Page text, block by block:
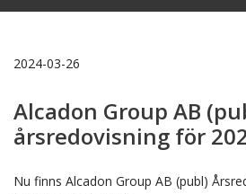
2024-03-26
Alcadon Group AB
årsredovisning för
Nu finns Alcadon Group AB (publ)